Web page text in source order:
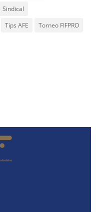
Sindical
Tips AFE
Torneo FIFPRO